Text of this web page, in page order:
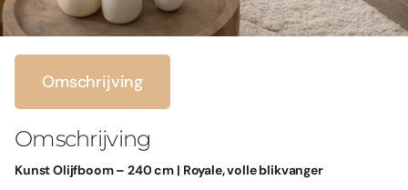
Omschrijving
Omschrijving
Kunst Olijfboom – 240 cm | Royale, volle blikvanger